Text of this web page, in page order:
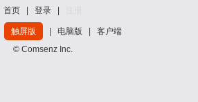
首页 登录
触屏版 电脑版
客户端
© Comsenz Inc.